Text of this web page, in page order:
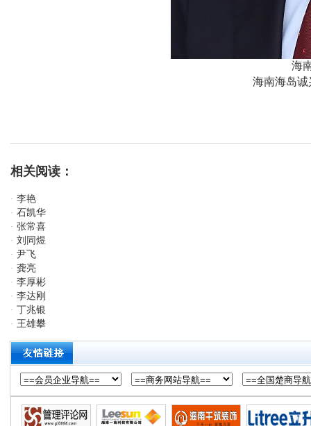
海
海南海岛
相关阅读：
· 李艳
· 石凯华
· 张常喜
· 刘同煜
· 尹飞
· 龚亮
· 李厚彬
· 李达刚
· 丁兆银
· 王雄攀